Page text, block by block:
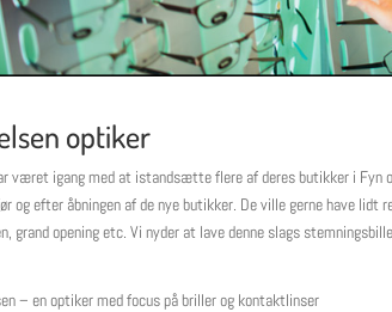
optiker
været igang med at istandsætte flere af deres butikker i Fyn
og efter åbningen af de nye butikker. De ville gerne have
grand opening etc. Vi nyder at lave denne slags
– en optiker med focus på briller og kontaktlinser